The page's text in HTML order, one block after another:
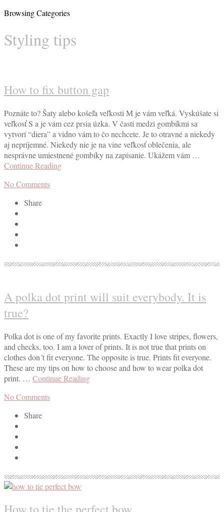
Browsing Categories
Styling tips
How to fix button gap
Poznáte to? Šaty alebo košeľa veľkosti M je vám veľká. Vyskúšate si
veľkosť S a je vám cez prsia úzka. V časti medzi gombíkmi sa
vytvorí “diera” a vidno vám to čo nechcete. Je to otravné a niekedy
aj nepríjemné. Niekedy nie je na vine veľkosť oblečenia, ale
nesprávne umiestnené gombíky na zapísanie. Ukážem vám …
Continue Reading
No Comments
Share
A polka dot print will suit everybody. It is
true?
Polka dot is one of my favorite prints. Exactly I love stripes, flowers,
and checks, too. I am a lover of prints. It is not true that prints on
clothes don´t fit everyone. The opposite is true. Prints fit everyone.
These are my tips on how to choose and how to wear polka dot
print. … Continue Reading
No Comments
Share